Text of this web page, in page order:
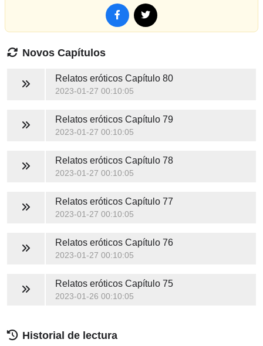
Novos Capítulos
Relatos eróticosCapítulo 80
2023-01-27 00:10:05
Relatos eróticosCapítulo 79
2023-01-27 00:10:05
Relatos eróticosCapítulo 78
2023-01-27 00:10:05
Relatos eróticosCapítulo 77
2023-01-27 00:10:05
Relatos eróticosCapítulo 76
2023-01-27 00:10:05
Relatos eróticosCapítulo 75
2023-01-26 00:10:05
Historial de lectura